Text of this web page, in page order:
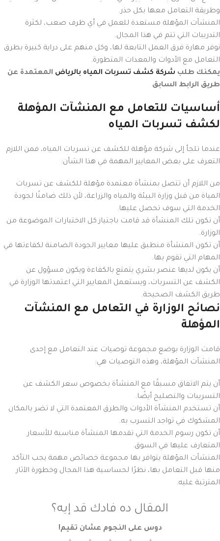
وطريقة التعامل معها بكل حذر.
المنشآت المؤهلة مستعدة للعمل في أي ظرف صعب، لكثرة
التدريبات التي تتم في هذا المجال.
نوفر مهارة فرق العمل التابعة لها، وكل منهم على دراية كبيرة بطرق
التعامل مع الأدوات والمعدات المتطورة.
يمكنك طلب شركة كشف تسربات المياه بالرياض المعتمدة عن
طريق الرابط السابق
أساسيات للتعامل مع المنشآت المؤهلة
لكشف تسربات المياه
عندما تلجأ إلى شركة مؤهلة للكشف عن تسربات المياه، فمن اللازم
التعرف على بعض المعايير المهمة في هذا الشأن:
من اللازم أن تتصل بمنشأة معتمدة مؤهلة للكشف عن تسربات
المياة من قبل وزارة البيئة والمياه والزراعة، لأن ذلك ضامنًا لجودة
الخدمة التي سوف تحصل عليها.
أن تكون تلك المنشأة قد قامت باجتياز كل الاختبارات الموضوعة من
الوزارة.
أن تكون المنشأة منطبق عليها معايير الجودة الضامنة لكفاءتها في
المهام التي تقوم بها.
أن يكون لديها عنصر بشري يتمتع بالكفاءة ويكون مسؤول عن
الكشف عن التسربات، ويستعمل المعايير التي اعتمدتها الوزارة في
طريق الكشف الصحيحة.
نصائح الوزارة في التعامل مع المنشآت
المؤهلة
قامت الوزارة بوضع مجموعة توصيات عند التعامل مع إحدى
المنشآت المؤهلة، وهذه التوصيات هي:
أن يتم الاتفاق مسبقًا مع المنشأة بخصوص سعر الكشف عن
التسريبات والتصليح أيضًا.
أن تستخدم المنشأة الأدوات والطرق المعتمدة التي لا تضر بالمكان
المشكوك في تواجد التسرب به.
أن تكون رسوم الخدمة التي تقدمها المنشأة مناسبة للأسعار
المتعارف عليها في السوق.
المنشآت المؤهلة يتوافر بها مجموعة خصائص مهمة يجب التأكد
منها قبل التعامل بها، نظرًا لحساسية هذا المجال وخطورة الآثار
المترتبة عليه.
المقال ده فادك قد إيه؟
دوس على النجوم عشان تقيم!